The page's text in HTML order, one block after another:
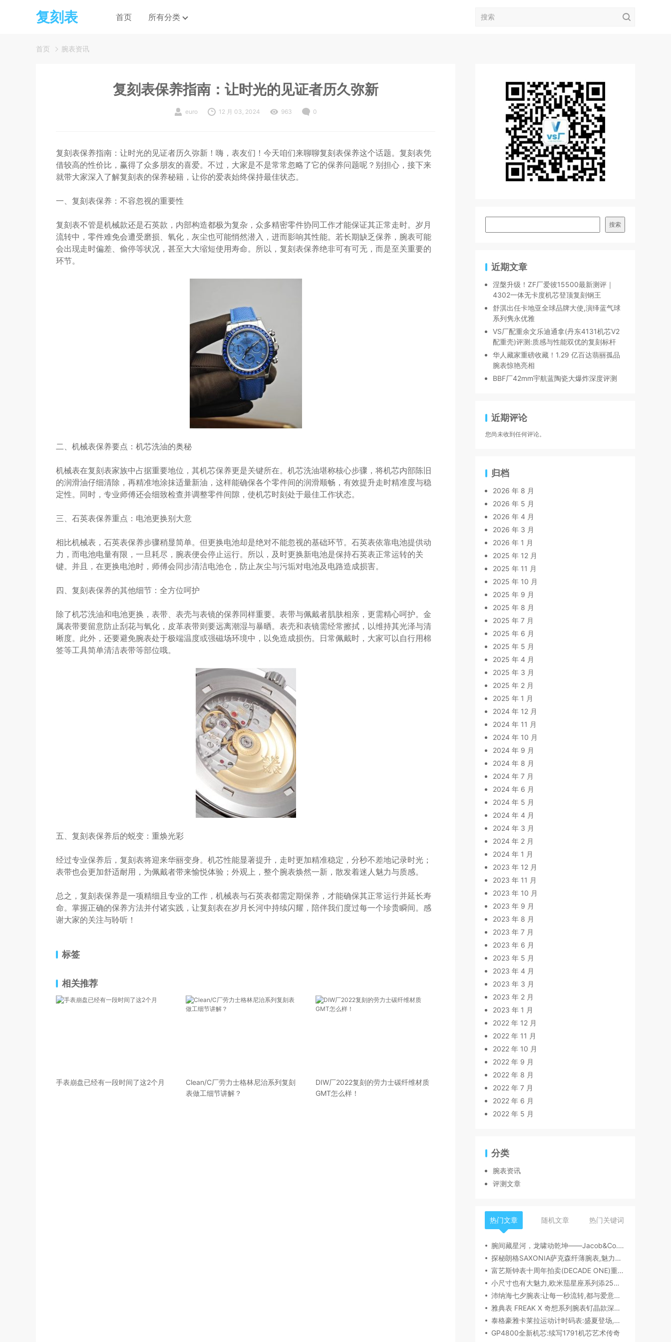
复刻表 首页 所有分类
首页 腕表资讯
复刻表保养指南：让时光的见证者历久弥新
euro 12 月 03, 2024 963 0
复刻表保养指南：让时光的见证者历久弥新！嗨，表友们！今天咱们来聊聊复刻表保养这个话题。复刻表凭
借较高的性价比，赢得了众多朋友的喜爱。不过，大家是不是常常忽略了它的保养问题呢？别担心，接下来
就带大家深入了解复刻表的保养秘籍，让你的爱表始终保持最佳状态。
一、复刻表保养：不容忽视的重要性
复刻表不管是机械款还是石英款，内部构造都极为复杂，众多精密零件协同工作才能保证其正常走时。岁月
流转中，零件难免会遭受磨损、氧化，灰尘也可能悄然潜入，进而影响其性能。若长期缺乏保养，腕表可能
会出现走时偏差、偷停等状况，甚至大大缩短使用寿命。所以，复刻表保养绝非可有可无，而是至关重要的
环节。
二、机械表保养要点：机芯洗油的奥秘
机械表在复刻表家族中占据重要地位，其机芯保养更是关键所在。机芯洗油堪称核心步骤，将机芯内部陈旧
的润滑油仔细清除，再精准地涂抹适量新油，这样能确保各个零件间的润滑顺畅，有效提升走时精准度与稳
定性。同时，专业师傅还会细致检查并调整零件间隙，使机芯时刻处于最佳工作状态。
三、石英表保养重点：电池更换别大意
相比机械表，石英表保养步骤稍显简单。但更换电池却是绝对不能忽视的基础环节。石英表依靠电池提供动
力，而电池电量有限，一旦耗尽，腕表便会停止运行。所以，及时更换新电池是保持石英表正常运转的关
键。并且，在更换电池时，师傅会同步清洁电池仓，防止灰尘与污垢对电池及电路造成损害。
四、复刻表保养的其他细节：全方位呵护
除了机芯洗油和电池更换，表带、表壳与表镜的保养同样重要。表带与佩戴者肌肤相亲，更需精心呵护。金
属表带要留意防止刮花与氧化，皮革表带则要远离潮湿与暴晒。表壳和表镜需经常擦拭，以维持其光泽与清
晰度。此外，还要避免腕表处于极端温度或强磁场环境中，以免造成损伤。日常佩戴时，大家可以自行用棉
签等工具简单清洁表带等部位哦。
五、复刻表保养后的蜕变：重焕光彩
经过专业保养后，复刻表将迎来华丽变身。机芯性能显著提升，走时更加精准稳定，分秒不差地记录时光；
表带也会更加舒适耐用，为佩戴者带来愉悦体验；外观上，整个腕表焕然一新，散发着迷人魅力与质感。
总之，复刻表保养是一项精细且专业的工作，机械表与石英表都需定期保养，才能确保其正常运行并延长寿
命。掌握正确的保养方法并付诸实践，让复刻表在岁月长河中持续闪耀，陪伴我们度过每一个珍贵瞬间。感
谢大家的关注与聆听！
标签
相关推荐
手表崩盘已经有一段时间了这2个月
Clean/C厂劳力士格林尼治系列复刻
表做工细节讲解？
DIW厂2022复刻的劳力士碳纤维材质
GMT怎么样！
搜索
近期文章
涅槃升级！ZF厂爱彼15500最新测评｜
4302一体无卡度机芯登顶复刻钢王
舒淇出任卡地亚全球品牌大使,演绎蓝气球
系列隽永优雅
VS厂配重余文乐迪通拿(丹东4131机芯V2
配重壳)评测:质感与性能双优的复刻标杆
华人藏家重磅收藏！1.29 亿百达翡丽孤品
腕表惊艳亮相
BBF厂42mm宇航蓝陶瓷大爆炸深度评测
近期评论
您尚未收到任何评论。
归档
2026 年 8 月
2026 年 5 月
2026 年 4 月
2026 年 3 月
2026 年 1 月
2025 年 12 月
2025 年 11 月
2025 年 10 月
2025 年 9 月
2025 年 8 月
2025 年 7 月
2025 年 6 月
2025 年 5 月
2025 年 4 月
2025 年 3 月
2025 年 2 月
2025 年 1 月
2024 年 12 月
2024 年 11 月
2024 年 10 月
2024 年 9 月
2024 年 8 月
2024 年 7 月
2024 年 6 月
2024 年 5 月
2024 年 4 月
2024 年 3 月
2024 年 2 月
2024 年 1 月
2023 年 12 月
2023 年 11 月
2023 年 10 月
2023 年 9 月
2023 年 8 月
2023 年 7 月
2023 年 6 月
2023 年 5 月
2023 年 4 月
2023 年 3 月
2023 年 2 月
2023 年 1 月
2022 年 12 月
2022 年 11 月
2022 年 10 月
2022 年 9 月
2022 年 8 月
2022 年 7 月
2022 年 6 月
2022 年 5 月
分类
腕表资讯
评测文章
热门文章 随机文章 热门关键词
腕间藏星河，龙啸动乾坤——Jacob&Co.杰克宝天体系列祥龙款艺术腕表解析
探秘朗格SAXONIA萨克森纤薄腕表,魅力究竟何在？
富艺斯钟表十周年拍卖(DECADE ONE)重磅登场:首枚百达翡丽1518精钢腕表领衔呈献
小尺寸也有大魅力,欧米茄星座系列添25mm/28mm新作,精致感拉满
沛纳海七夕腕表:让每一秒流转,都与爱意同行
雅典表 FREAK X 奇想系列腕表钌晶款深度解读​
泰格豪雅卡莱拉运动计时码表:盛夏登场,精密机械诠释极速魅力
GP4800全新机芯:续写1791机芯艺术传奇